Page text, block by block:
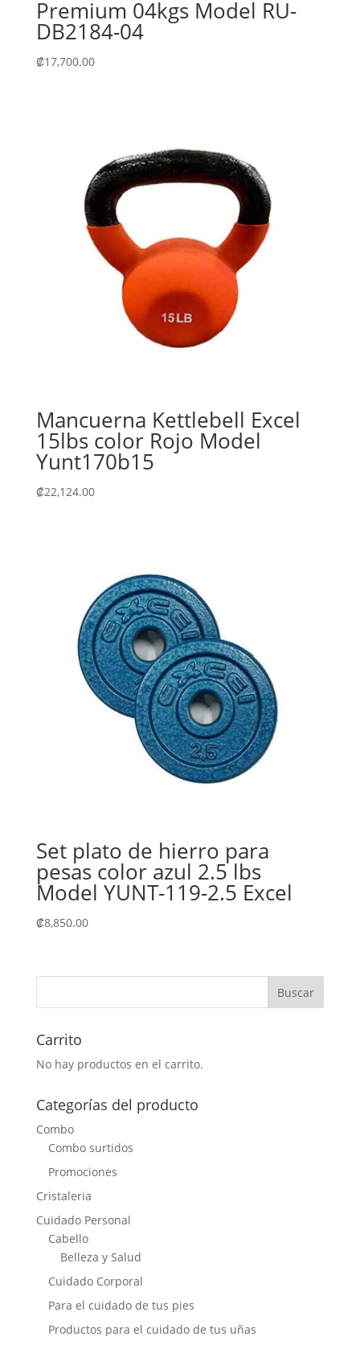
Premium 04kgs Model RU-
DB2184-04
₡17,700.00
Mancuerna Kettlebell Excel
15lbs color Rojo Model
Yunt170b15
₡22,124.00
Set plato de hierro para
pesas color azul 2.5 lbs
Model YUNT-119-2.5 Excel
₡8,850.00
Carrito
No hay productos en el carrito.
Categorías del producto
Combo
Combo surtidos
Promociones
Cristaleria
Cuidado Personal
Cabello
Belleza y Salud
Cuidado Corporal
Para el cuidado de tus pies
Productos para el cuidado de tus uñas